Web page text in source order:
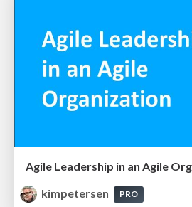
Agile Leadership in an Agile
kimpetersen
PRO